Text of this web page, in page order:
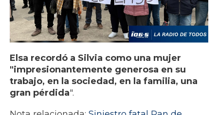
Elsa recordó a Silvia como una mujer
"impresionantemente generosa en su
trabajo, en la sociedad, en la familia, una
gran pérdida".